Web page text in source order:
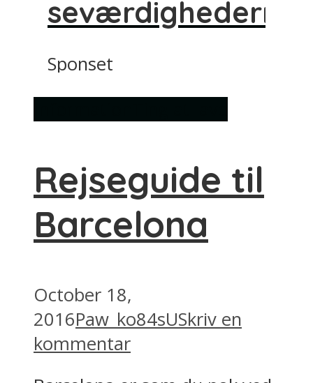
seværdighederne
Sponset
Rejseguide til
Barcelona
October 18,
2016Paw_ko84sUSkriv en
kommentar